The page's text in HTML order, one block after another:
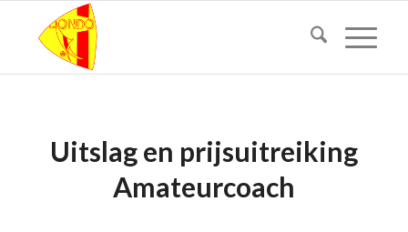
Uitslag en prijsuitreiking
Amateurcoach